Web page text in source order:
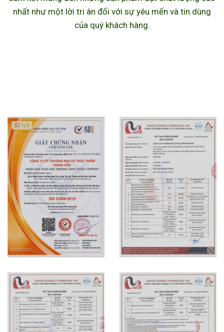
nhất như một lời tri ân đối với sự yêu mến và tin dùng
của quý khách hàng.